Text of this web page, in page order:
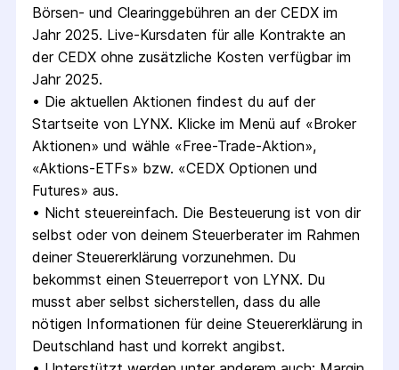
Börsen- und Clearinggebühren an der CEDX im
Jahr 2025. Live-Kursdaten für alle Kontrakte an
der CEDX ohne zusätzliche Kosten verfügbar im
Jahr 2025.
• Die aktuellen Aktionen findest du auf der
Startseite von LYNX. Klicke im Menü auf «Broker
Aktionen» und wähle «Free-Trade-Aktion»,
«Aktions-ETFs» bzw. «CEDX Optionen und
Futures» aus.
• Nicht steuereinfach. Die Besteuerung ist von dir
selbst oder von deinem Steuerberater im Rahmen
deiner Steuererklärung vorzunehmen. Du
bekommst einen Steuerreport von LYNX. Du
musst aber selbst sicherstellen, dass du alle
nötigen Informationen für deine Steuererklärung in
Deutschland hast und korrekt angibst.